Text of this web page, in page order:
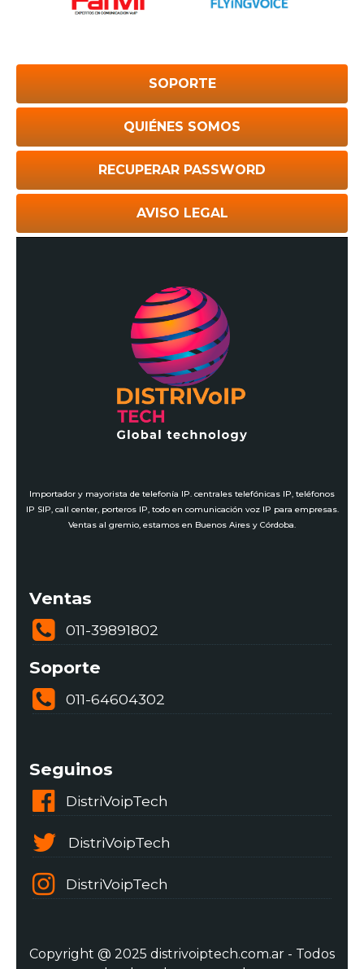
SOPORTE
QUIÉNES SOMOS
RECUPERAR PASSWORD
AVISO LEGAL
Importador y mayorista de telefonía IP. centrales telefónicas IP, teléfonos
IP SIP, call center, porteros IP, todo en comunicación voz IP para empresas.
Ventas al gremio, estamos en Buenos Aires y Córdoba.
Ventas
011-39891802
Soporte
011-64604302
Seguinos
DistriVoipTech
DistriVoipTech
DistriVoipTech
Copyright @ 2025 distrivoiptech.com.ar - Todos